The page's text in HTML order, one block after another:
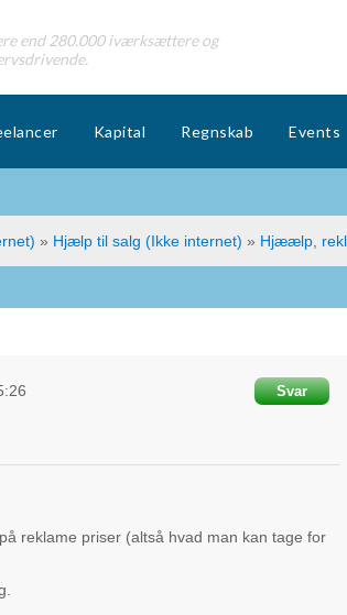
end 280.000 iværksættere og
Kapital Regnskab Events
» Hjælp til salg (Ikke internet) » Hjæælp,
Svar
reklame priser (altså hvad man kan tage for